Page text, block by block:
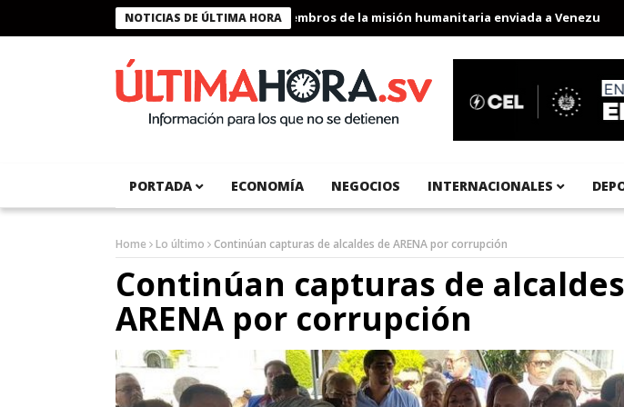
NOTICIAS DE ÚLTIMA HORA
Presidente Bukele condecora a miembros de la misión humanitaria enviada a Venezuela
PORTADA ECONOMÍA NEGOCIOS INTERNACIONALES
Home Lo último Continúan capturas de alcaldes de ARENA por corrupción
Continúan capturas de
ARENA por corrupción